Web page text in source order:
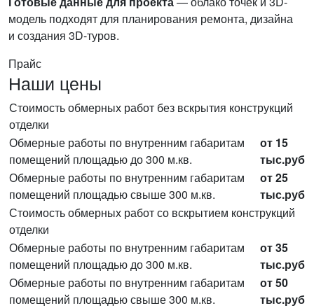
модель подходят для планирования ремонта, дизайна
и создания 3D-туров.
Прайс
Наши цены
Стоимость обмерных работ без вскрытия конструкций
отделки
Обмерные работы по внутренним габаритам
помещений площадью до 300 м.кв.
от 15
тыс.руб
Обмерные работы по внутренним габаритам
помещений площадью свыше 300 м.кв.
от 25
тыс.руб
Стоимость обмерных работ со вскрытием конструкций
отделки
Обмерные работы по внутренним габаритам
помещений площадью до 300 м.кв.
от 35
тыс.руб
Обмерные работы по внутренним габаритам
помещений площадью свыше 300 м.кв.
от 50
тыс.руб